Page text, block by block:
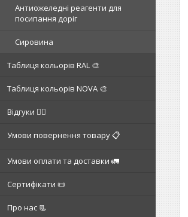
Антиожеледні реагенти для
посипання доріг
Сировина
Таблиця кольорів RAL 🎨
Таблиця кольорів NOVA 🎨
Відгуки ✍🏼
Умови повернення товару 📋
Умови оплати та доставки 🚛
Сертифікати 📜
Про нас 📃